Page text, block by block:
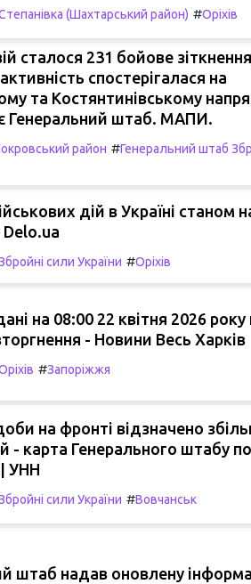
(Шахтарський район) #Оріхів
сталося 231 бойове
спостерігалася на
та Костянтинівському
Генеральний штаб. МАПИ.
район #Генеральний штаб
дій в Україні станом
Delo.ua
Збройні сили України #Оріхів
на 08:00 22 квітня 2026 року
- Новини Весь Харків
#Запоріжжя
на фронті відзначено
- карта Генерального штабу по
УНН
Збройні сили України #Вовчанськ
штаб надав оновлену